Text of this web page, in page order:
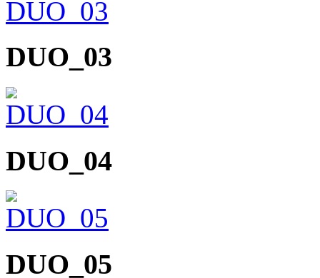
DUO_03
DUO_04
DUO_05